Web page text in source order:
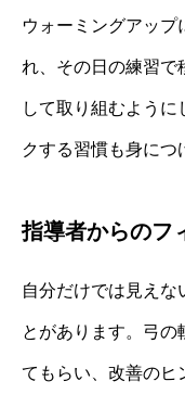
ウォーミングアップ
れ、その日の練習で
して取り組むよう
クする習慣も身につ
指導者からのフ
自分だけでは見えな
とがあります。弓の
てもらい、改善のヒ